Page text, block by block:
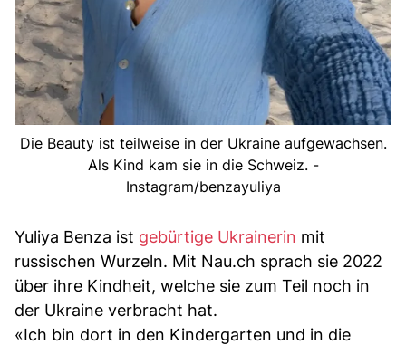
Die Beauty ist teilweise in der Ukraine aufgewachsen.
Als Kind kam sie in die Schweiz. -
Instagram/benzayuliya
Yuliya Benza ist gebürtige Ukrainerin mit
russischen Wurzeln. Mit Nau.ch sprach sie 2022
über ihre Kindheit, welche sie zum Teil noch in
der Ukraine verbracht hat.
«Ich bin dort in den Kindergarten und in die